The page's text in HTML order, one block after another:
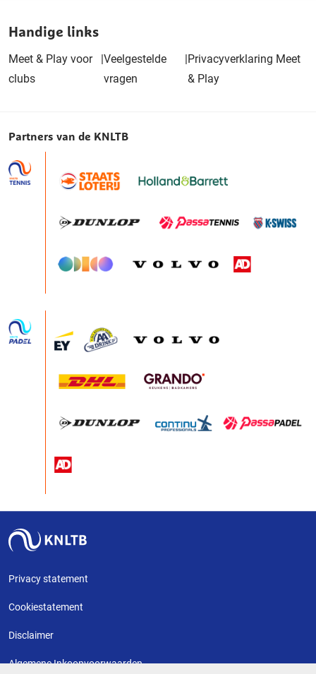
Handige links
Meet & Play voor
clubs
|Veelgestelde
vragen
|Privacyverklaring Meet
& Play
Partners van de KNLTB
Privacy statement
Cookiestatement
Disclaimer
Algemene Inkoopvoorwaarden